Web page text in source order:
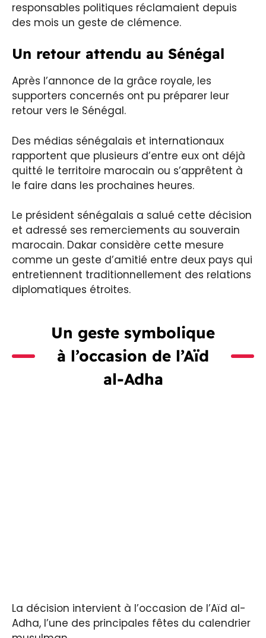
responsables politiques réclamaient depuis
des mois un geste de clémence.
Un retour attendu au Sénégal
Après l’annonce de la grâce royale, les
supporters concernés ont pu préparer leur
retour vers le Sénégal.
Des médias sénégalais et internationaux
rapportent que plusieurs d’entre eux ont déjà
quitté le territoire marocain ou s’apprêtent à
le faire dans les prochaines heures.
Le président sénégalais a salué cette décision
et adressé ses remerciements au souverain
marocain. Dakar considère cette mesure
comme un geste d’amitié entre deux pays qui
entretiennent traditionnellement des relations
diplomatiques étroites.
Un geste symbolique
à l’occasion de l’Aïd
al-Adha
La décision intervient à l’occasion de l’Aïd al-
Adha, l’une des principales fêtes du calendrier